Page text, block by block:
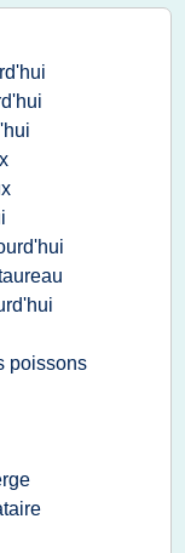
poissons